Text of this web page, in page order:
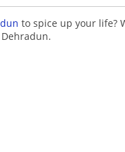
to spice up your life?